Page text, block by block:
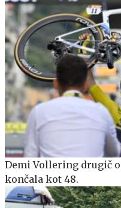
Demi Vollering drugič
končala kot 48.